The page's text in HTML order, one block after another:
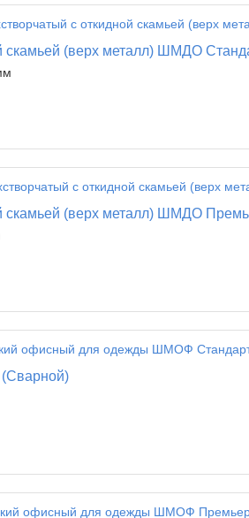
скамьей (верх металл) ШМДО
скамьей (верх металл) ШМДО